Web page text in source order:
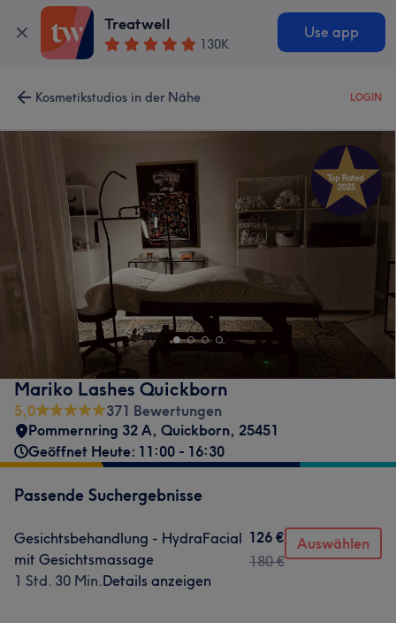
Treatwell
130K
Use app
Kosmetikstudios in der Nähe LOGIN
Mariko Lashes Quickborn
5,0
371 Bewertungen
Pommernring 32 A, Quickborn, 25451
Geöffnet Heute: 11:00 - 16:30
Passende Suchergebnisse
Gesichtsbehandlung - HydraFacial
mit Gesichtsmassage
1 Std. 30 Min.Details anzeigen
126 €
180 €
Auswählen